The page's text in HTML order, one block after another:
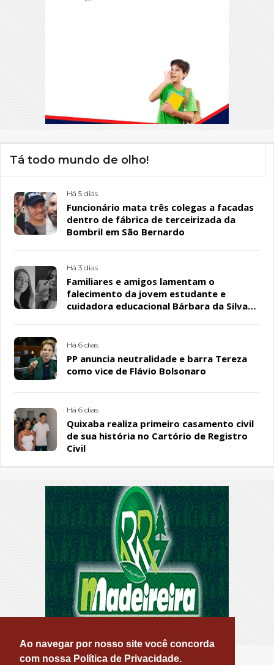
Ao navegar por nosso site você concorda
com nossa Política de Privacidade.
Tá todo mundo de olho!
Há 5 dias
Funcionário mata três colegas a facadas
dentro de fábrica de terceirizada da
Bombril em São Bernardo
Há 3 dias
Familiares e amigos lamentam o
falecimento da jovem estudante e
cuidadora educacional Bárbara da Silva
Há 6 dias
PP anuncia neutralidade e barra Tereza
como vice de Flávio Bolsonaro
Há 6 dias
Quixaba realiza primeiro casamento civil
de sua história no Cartório de Registro
Civil